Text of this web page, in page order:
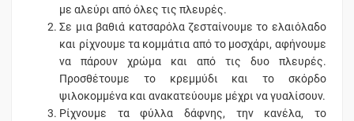
με αλεύρι από όλες τις πλευρές.
Σε μια βαθιά κατσαρόλα ζεσταίνουμε το ελαιόλαδο
και ρίχνουμε τα κομμάτια από το μοσχάρι, αφήνουμε
να πάρουν χρώμα και από τις δυο πλευρές.
Προσθέτουμε το κρεμμύδι και το σκόρδο
ψιλοκομμένα και ανακατεύουμε μέχρι να γυαλίσουν.
Ρίχνουμε τα φύλλα δάφνης, την κανέλα, το